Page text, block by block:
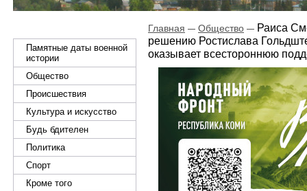
Памятные даты военной
истории
Общество
Происшествия
Культура и искусство
Будь бдителен
Политика
Спорт
Кроме того
Главная Общество
Раиса
решению Ростислава
оказывает всестороннюю